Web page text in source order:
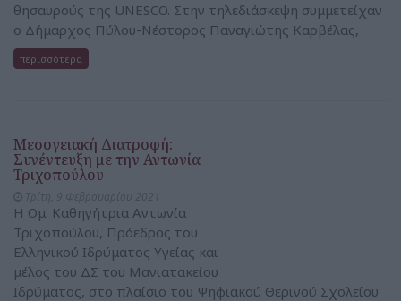
θησαυρούς της UNESCO. Στην τηλεδιάσκεψη συμμετείχαν
ο Δήμαρχος Πύλου-Νέστορος Παναγιώτης Καρβέλας,
περισσότερα
Μεσογειακή Διατροφή:
Συνέντευξη με την Αντωνία
Τριχοπούλου
H Oμ. Καθηγήτρια Αντωνία
Τριχοπούλου, Πρόεδρος του
Ελληνικού Ιδρύματος Υγείας και
μέλος του ΔΣ του Μανιατακείου
Ιδρύματος, στο πλαίσιο του Ψηφιακού Θερινού Σχολείου